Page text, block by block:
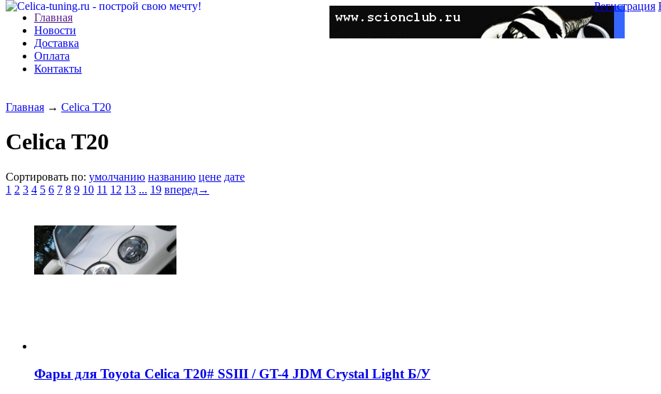
Главная
Новости
Доставка
Оплата
Контакты
Регистрация
Главная → Celica T20
Celica T20
Сортировать по: умолчанию названию цене дате
1 2 3 4 5 6 7 8 9 10 11 12 13 ... 19 вперед→
Фары для Toyota Celica T20# SSIII / GT-4 JDM Crystal Light Б/У